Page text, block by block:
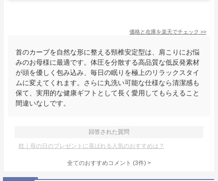
価格と在庫を楽天でチェック >>
首のカーブを自然な形に整える頸椎安定型は、肩こりにお悩
みのお母様に最適です。体圧を分散する高品質な低反発素材
が頭を優しく包み込み、毎日の眠りを極上のリラックスタイ
ムに変えてくれます。さらに丸洗い可能な仕様なら清潔感も
保て、実用的な健康ギフトとして長く愛用してもらえること
間違いなしです。
回答された質問
枕｜母の日のプレゼントに喜ばれる人気のおすすめは？
全てのおすすめコメント (3件) >